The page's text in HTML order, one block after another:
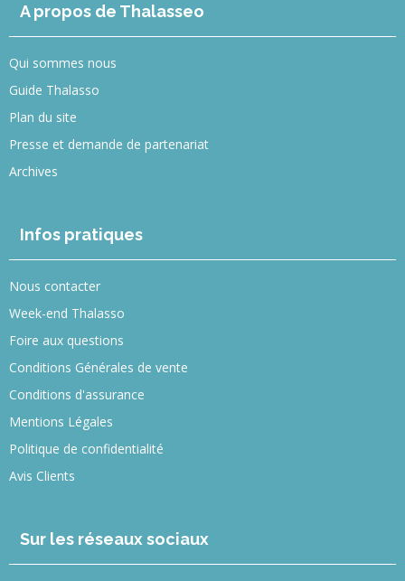
A propos de Thalasseo
Qui sommes nous
Guide Thalasso
Plan du site
Presse et demande de partenariat
Archives
Infos pratiques
Nous contacter
Week-end Thalasso
Foire aux questions
Conditions Générales de vente
Conditions d'assurance
Mentions Légales
Politique de confidentialité
Avis Clients
Sur les réseaux sociaux